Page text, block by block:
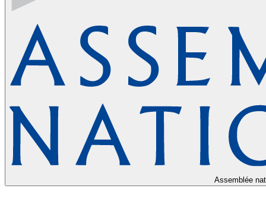
Assemblée